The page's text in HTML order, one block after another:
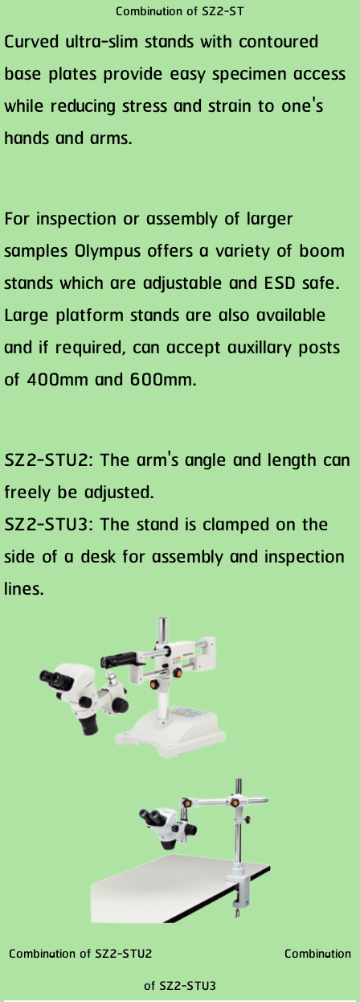
Combination of SZ2-ST
Curved ultra-slim stands with contoured
base plates provide easy specimen access
while reducing stress and strain to one's
hands and arms.
For inspection or assembly of larger
samples Olympus offers a variety of boom
stands which are adjustable and ESD safe.
Large platform stands are also available
and if required, can accept auxillary posts
of 400mm and 600mm.
SZ2-STU2: The arm's angle and length can
freely be adjusted.
SZ2-STU3: The stand is clamped on the
side of a desk for assembly and inspection
lines.
Combination of SZ2-STU2
Combination
of SZ2-STU3